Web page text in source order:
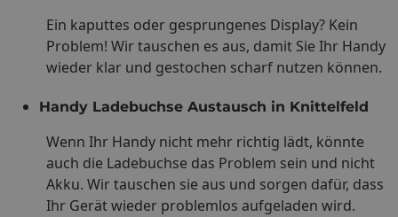
Ein kaputtes oder gesprungenes Display? Kein
Problem! Wir tauschen es aus, damit Sie Ihr Handy
wieder klar und gestochen scharf nutzen können.
Handy Ladebuchse Austausch in Knittelfeld
Wenn Ihr Handy nicht mehr richtig lädt, könnte
auch die Ladebuchse das Problem sein und nicht
Akku. Wir tauschen sie aus und sorgen dafür, dass
Ihr Gerät wieder problemlos aufgeladen wird.